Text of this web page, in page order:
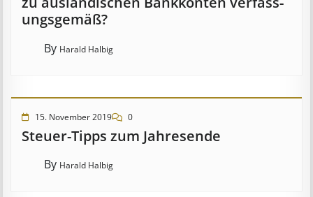
ungs­ge­mäß?
By Harald Halbig
15. November 2019 0
Steuer-Tipps zum Jahresende
By Harald Halbig